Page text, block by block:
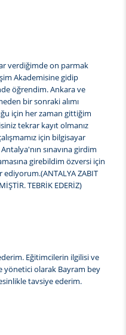
verdiğimde on parmak
Akademisine gidip
öğrendim. Ankara ve
bir sonraki alımı
için her zaman gittiğim
tekrar kayıt olmanız
için bilgisayar
sınavına girdim
girebildim özversi için
ZABIT
TEBRİK EDERİZ)
Eğitimcilerin ilgilisi ve
yönetici olarak Bayram bey
tavsiye ederim.